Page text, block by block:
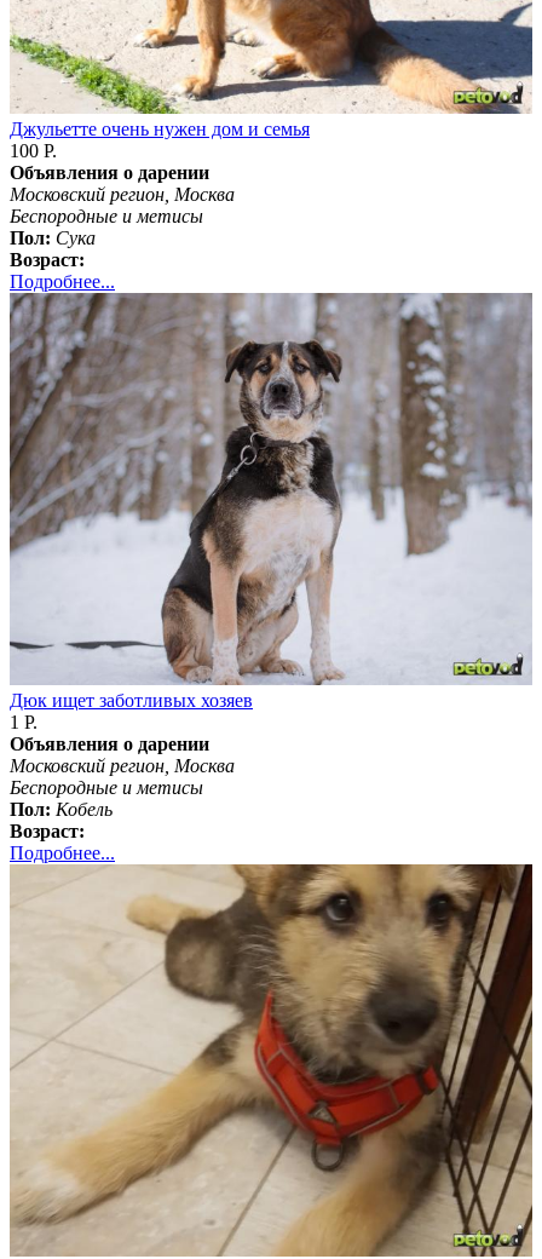
Джульетте очень нужен дом и семья
100 Р.
Объявления о дарении
Московский регион, Москва
Бeспородные и метисы
Пол: Сука
Возраст:
Подробнее...
Дюк ищет заботливых хозяев
1 Р.
Объявления о дарении
Московский регион, Москва
Бeспородные и метисы
Пол: Кобель
Возраст:
Подробнее...